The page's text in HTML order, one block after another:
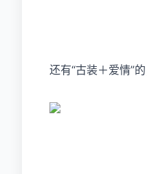
还有“古装＋爱情”